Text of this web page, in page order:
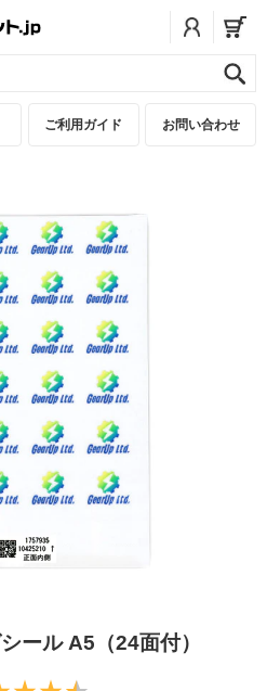
ご利用ガイド お問い合わせ
ール A5（24面付）